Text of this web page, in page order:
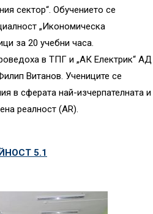
сектор“. Обучението се
„Икономическа
за 20 учебни часа.
в ТПГ и „АК Електрик“ АД
Витанов. Учениците се
в сферата най-изчерпателната и
реалност (AR).
5.1